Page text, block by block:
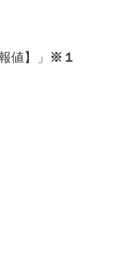
値】」
※１